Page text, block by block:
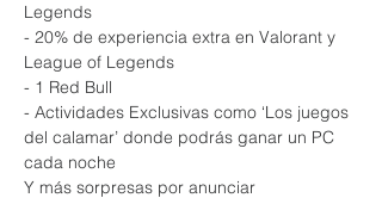
Legends
- 20% de experiencia extra en Valorant y
League of Legends
- 1 Red Bull
- Actividades Exclusivas como ‘Los juegos
del calamar’ donde podrás ganar un PC
cada noche
Y más sorpresas por anunciar